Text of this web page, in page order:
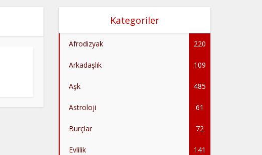
Kategoriler
Afrodizyak 220
Arkadaşlık 109
Aşk 485
Astroloji 61
Burçlar 72
Evlilik 141